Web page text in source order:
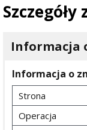
Informacja
Informacja o
Strona
Operacja